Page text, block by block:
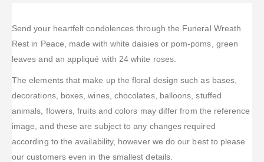
Send your heartfelt condolences through the Funeral Wreath
Rest in Peace, made with white daisies or pom-poms, green
leaves and an appliqué with 24 white roses.
The elements that make up the floral design such as bases,
decorations, boxes, wines, chocolates, balloons, stuffed
animals, flowers, fruits and colors may differ from the reference
image, and these are subject to any changes required
according to the availability, however we do our best to please
our customers even in the smallest details.